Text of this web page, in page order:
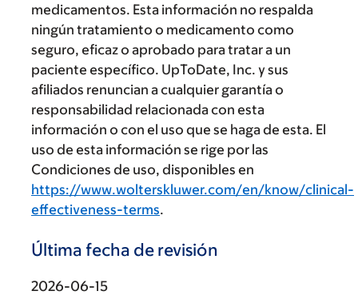
medicamentos. Esta información no respalda
ningún tratamiento o medicamento como
seguro, eficaz o aprobado para tratar a un
paciente específico. UpToDate, Inc. y sus
afiliados renuncian a cualquier garantía o
responsabilidad relacionada con esta
información o con el uso que se haga de esta. El
uso de esta información se rige por las
Condiciones de uso, disponibles en
https://www.wolterskluwer.com/en/know/clinical-
effectiveness-terms.
Última fecha de revisión
2026-06-15